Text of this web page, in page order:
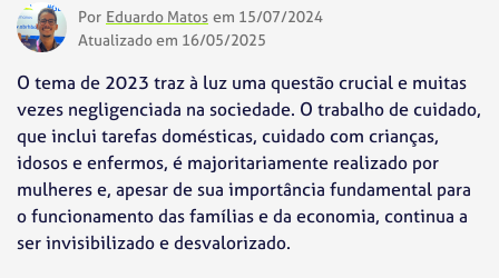
Por Eduardo Matos em 15/07/2024
Atualizado em 16/05/2025
O tema de 2023 traz à luz uma questão crucial e muitas
vezes negligenciada na sociedade. O trabalho de cuidado,
que inclui tarefas domésticas, cuidado com crianças,
idosos e enfermos, é majoritariamente realizado por
mulheres e, apesar de sua importância fundamental para
o funcionamento das famílias e da economia, continua a
ser invisibilizado e desvalorizado.